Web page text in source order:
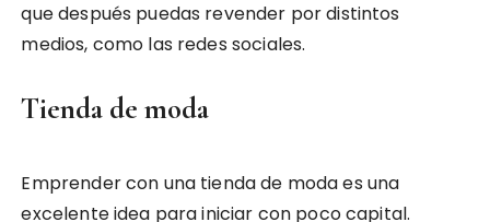
que después puedas revender por distintos
medios, como las redes sociales.
Tienda de moda
Emprender con una tienda de moda es una
excelente idea para iniciar con poco capital.